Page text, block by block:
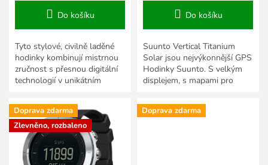
Do košíku
Tyto stylové, civilně laděné
hodinky kombinují mistrnou
zručnost s přesnou digitální
technologií v unikátním
Modely Terra (země) jsou...
Do košíku
Suunto Vertical Titanium
Solar jsou nejvýkonnější GPS
Hodinky Suunto. S velkým
displejem, s mapami pro
Mají solární dobíjení,...
Doprava zdarma
Zlevněno, rozbaleno
Doprava zdarma